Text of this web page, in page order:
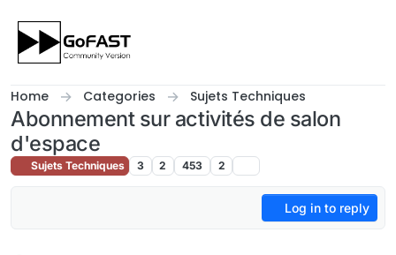
Home Categories Sujets Techniques
Abonnement sur activités de salon
d'espace
Sujets Techniques 3 2 453 2
Log in to reply